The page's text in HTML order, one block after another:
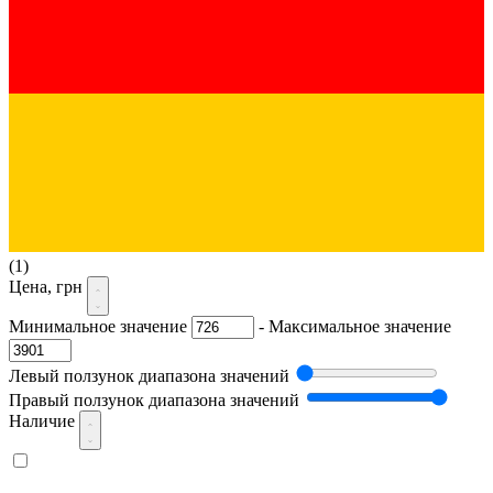
(1)
Цена, грн
Минимальное значение - Максимальное значение
Левый ползунок диапазона значений
Правый ползунок диапазона значений
Наличие